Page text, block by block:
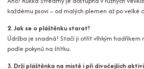
každému psovi – od malých plemen až po velké
2. Jak se o pláštěnku starat?
Údržba je snadná! Stačí ji otřít vlhkým hadříkem
podle pokynů na štítku.
3. Drží pláštěnka na místě i při divočejších